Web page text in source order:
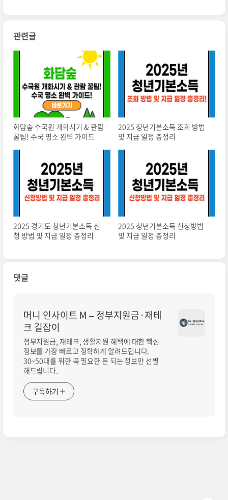
관련글
화담숲 수국원 개화시기 & 관람
꿀팁! 수국 명소 완벽 가이드
2025 청년기본소득 조회 방법
및 지급 일정 총정리
2025 경기도 청년기본소득 신
청 방법 및 지급 일정 총정리
2025 청년기본소득 신청방법
및 지급 일정 총정리
댓글
머니 인사이트 M – 정부지원금·재테
크 길잡이
정부지원금, 재테크, 생활지원 혜택에 대한 핵심
정보를 가장 빠르고 정확하게 알려드립니다.
30~50대를 위한 꼭 필요한 돈 되는 정보만 선별
해드립니다.
구독하기